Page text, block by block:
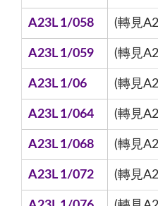
A23L 1/058 (轉見
A23L 1/059 (轉見
A23L 1/06 (轉見
A23L 1/064 (轉見
A23L 1/068 (轉見
A23L 1/072 (轉見